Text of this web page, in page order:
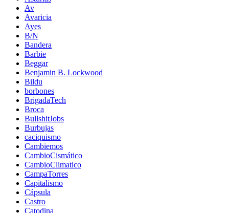
Av
Avaricia
Ayes
B/N
Bandera
Barbie
Beggar
Benjamin B. Lockwood
Bildu
borbones
BrigadaTech
Broca
BullshitJobs
Burbujas
caciquismo
Cambiemos
CambioCismático
CambioClimatico
CampaTorres
Capitalismo
Cápsula
Castro
Catodina